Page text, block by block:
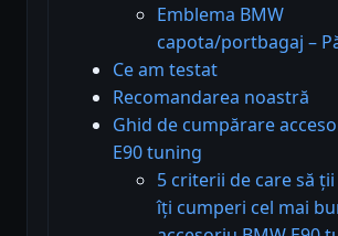
Emblema BMW
capota/portbagaj –
Ce am testat
Recomandarea noastră
Ghid de cumpărare
E90 tuning
5 criterii de care să
îți cumperi cel mai